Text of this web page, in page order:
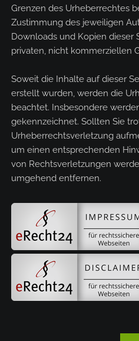
Grenzen des Urheberrechtes
Zustimmung des jeweiligen
Downloads und Kopien dieser
privaten, nicht kommerziellen
Soweit die Inhalte auf dieser
erstellt wurden, werden die
beachtet. Insbesondere
gekennzeichnet. Sollten Sie
Urheberrechtsverletzung
um einen entsprechenden
von Rechtsverletzungen
umgehend entfernen.